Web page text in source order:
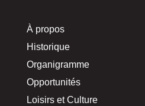
À propos
Historique
Organigramme
Opportunités
Loisirs et Culture